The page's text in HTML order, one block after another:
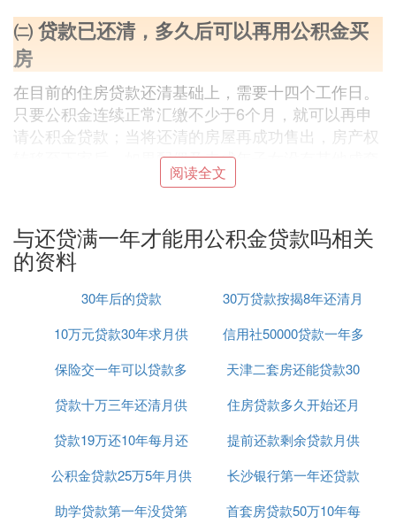
㈡ 贷款已还清，多久后可以再用公积金买
房
在目前的住房贷款还清基础上，需要十四个工作日。
只要公积金连续正常汇缴不少于6个月，就可以再申
请公积金贷款；当将还清的房屋再成功售出，房产权
转移至下家后，如果配偶及未成年子女没有其他成套
住房基础上，仍然是属于首套房贷款。
2、根据目前公积金贷款要求，需将房管部门关于
《借款人及家庭成员名单、住房坐落情况表》上显示
的结果认定房屋套数。如果本人、配偶、未成年子女
名下无成套住房登记的为首套房认定，则享受首套房
公积金基准利率；购买改善型第二套住房的，贷款利
上浮至住房公积金贷款基准利率的1.1倍。由于公
房屋信息，之后再至各住房公积金贷款受理网点认
定，由各受理网点根据提供的材料认定是否为首套住
3、认定为首套住房的，每户家庭住房公积金最高贷
款限额为60万元，若有补充住房公积金的，最高贷款
限额为80万元。认定为改善居住条件购买第二套住房
阅读全文
与还贷满一年才能用公积金贷款吗相关
的资料
30年后的贷款
30万贷款按揭8年还清月
供多少
10万元贷款30年求月供
信用社50000贷款一年多
少利息是多少
保险交一年可以贷款多
少钱
天津二套房还能贷款30
年么
贷款十万三年还清月供
多少钱
住房贷款多久开始还月
供
贷款19万还10年每月还
款怎么算
提前还款剩余贷款月供
计算器
公积金贷款25万5年月供
长沙银行第一年还贷款
利率
助学贷款第一年没贷第
首套房贷款50万10年每